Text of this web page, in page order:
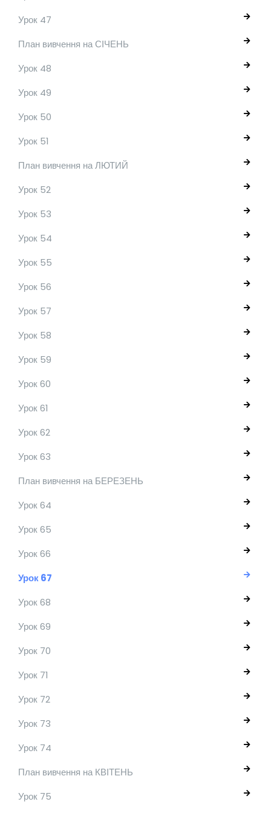
Урок 47
План вивчення на СІЧЕНЬ
Урок 48
Урок 49
Урок 50
Урок 51
План вивчення на ЛЮТИЙ
Урок 52
Урок 53
Урок 54
Урок 55
Урок 56
Урок 57
Урок 58
Урок 59
Урок 60
Урок 61
Урок 62
Урок 63
План вивчення на БЕРЕЗЕНЬ
Урок 64
Урок 65
Урок 66
Урок 67
Урок 68
Урок 69
Урок 70
Урок 71
Урок 72
Урок 73
Урок 74
План вивчення на КВІТЕНЬ
Урок 75